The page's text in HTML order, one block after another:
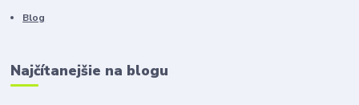
Blog
Najčítanejšie na blogu